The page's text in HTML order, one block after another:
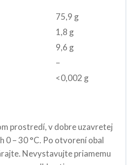
75,9 g
1,8 g
9,6 g
–
<0,002 g
prostredí, v dobre uzavretej
0 – 30 °C. Po otvorení obal
Nevystavujte priamemu